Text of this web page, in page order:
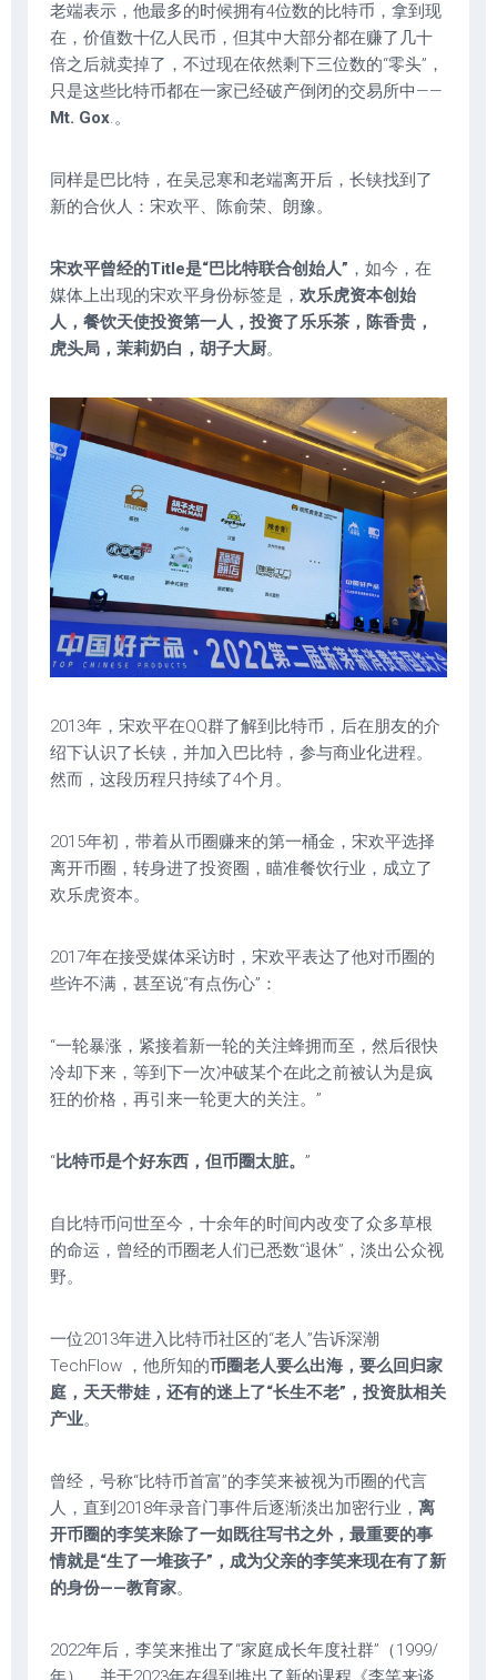
老端表示，他最多的时候拥有4位数的比特币，拿到现
在，价值数十亿人民币，但其中大部分都在赚了几十
倍之后就卖掉了，不过现在依然剩下三位数的“零头”，
只是这些比特币都在一家已经破产倒闭的交易所中——
Mt. Gox.。
同样是巴比特，在吴忌寒和老端离开后，长铗找到了
新的合伙人：宋欢平、陈俞荣、朗豫。
宋欢平曾经的Title是“巴比特联合创始人” ，如今，在
媒体上出现的宋欢平身份标签是， 欢乐虎资本创始
人，餐饮天使投资第一人，投资了乐乐茶，陈香贵，
虎头局，茉莉奶白，胡子大厨。
2013年，宋欢平在QQ群了解到比特币，后在朋友的介
绍下认识了长铗，并加入巴比特，参与商业化进程。
然而，这段历程只持续了4个月。
2015年初，带着从币圈赚来的第一桶金，宋欢平选择
离开币圈，转身进了投资圈，瞄准餐饮行业，成立了
欢乐虎资本。
2017年在接受媒体采访时，宋欢平表达了他对币圈的
些许不满，甚至说“有点伤心”：
“一轮暴涨，紧接着新一轮的关注蜂拥而至，然后很快
冷却下来，等到下一次冲破某个在此之前被认为是疯
狂的价格，再引来一轮更大的关注。”
“比特币是个好东西，但币圈太脏。 ”
自比特币问世至今，十余年的时间内改变了众多草根
的命运，曾经的币圈老人们已悉数“退休”，淡出公众视
野。
一位2013年进入比特币社区的“老人”告诉深潮
TechFlow ，他所知的币圈老人要么出海，要么回归家
庭，天天带娃，还有的迷上了“长生不老”，投资肽相关
产业。
曾经，号称“比特币首富”的李笑来被视为币圈的代言
人，直到2018年录音门事件后逐渐淡出加密行业， 离
开币圈的李笑来除了一如既往写书之外，最重要的事
情就是“生了一堆孩子”，成为父亲的李笑来现在有了新
的身份——教育家。
2022年后，李笑来推出了“家庭成长年度社群”（1999/